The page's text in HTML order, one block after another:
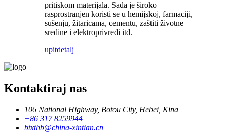
pritiskom materijala. Sada je široko
rasprostranjen koristi se u hemijskoj, farmaciji,
sušenju, žitaricama, cementu, zaštiti životne
sredine i elektroprivredi itd.
upitdetalj
Kontaktiraj nas
106 National Highway, Botou City, Hebei, Kina
+86 317 8259944
btxthb@china-xintian.cn